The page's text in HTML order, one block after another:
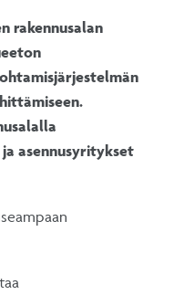
rakennusalan
asennusyritykset